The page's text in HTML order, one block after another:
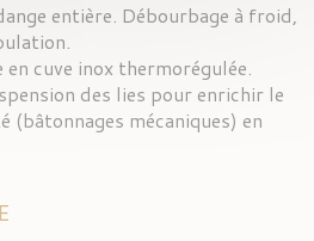
entière. Débourbage à froid,
cuve inox thermorégulée.
des lies pour enrichir le
(bâtonnages mécaniques) en